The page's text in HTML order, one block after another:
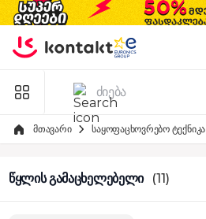
Skip to Content
მთავარი საყოფაცხოვრებო ტექნიკა
წყლის გამაცხელებელი (11)